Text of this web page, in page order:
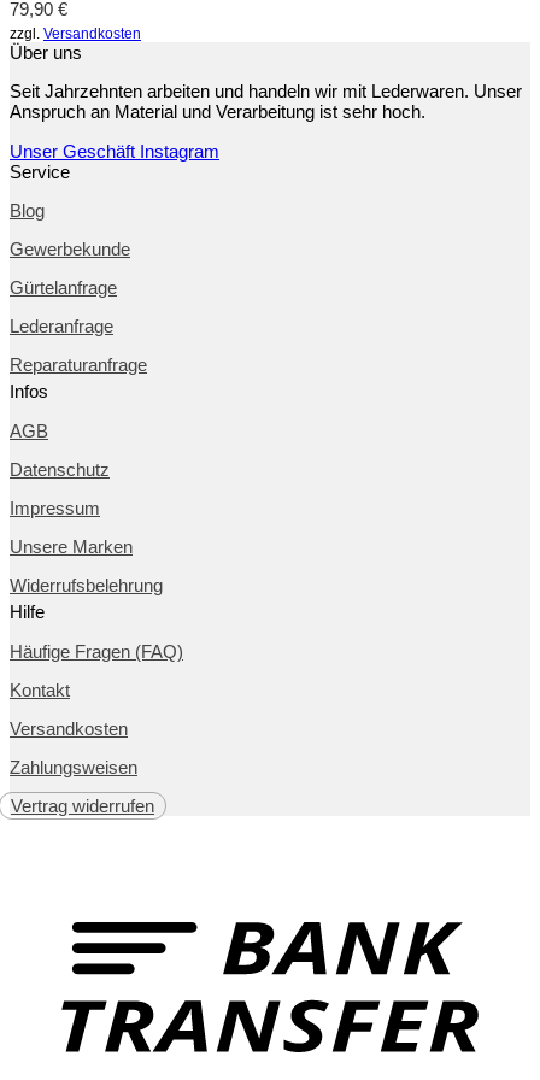
79,90 €
zzgl. Versandkosten
Über uns
Seit Jahrzehnten arbeiten und handeln wir mit Lederwaren. Unser
Anspruch an Material und Verarbeitung ist sehr hoch.
Unser Geschäft Instagram
Service
Blog
Gewerbekunde
Gürtelanfrage
Lederanfrage
Reparaturanfrage
Infos
AGB
Datenschutz
Impressum
Unsere Marken
Widerrufsbelehrung
Hilfe
Häufige Fragen (FAQ)
Kontakt
Versandkosten
Zahlungsweisen
Vertrag widerrufen